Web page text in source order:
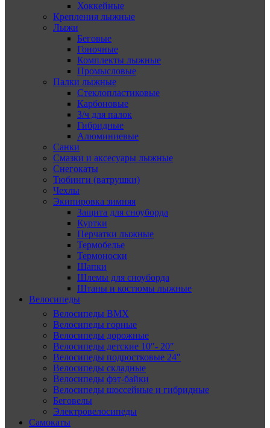
Хоккейные
Крепления лыжные
Лыжи
Беговые
Гоночные
Комплекты лыжные
Промысловые
Палки лыжные
Стеклопластиковые
Карбоновые
З/ч для палок
Гибридные
Алюминиевые
Санки
Смазки и аксесуары лыжные
Снегокаты
Тюбинги (ватрушки)
Чехлы
Экипировка зимняя
Защита для сноуборда
Куртки
Перчатки лыжные
Термобелье
Термоноски
Шапки
Шлемы для сноуборда
Штаны и костюмы лыжные
Велосипеды
Велосипеды BMX
Велосипеды горные
Велосипеды дорожные
Велосипеды детские 10″- 20″
Велосипеды подростковые 24″
Велосипеды складные
Велосипеды фэт-байки
Велосипеды шоссейные и гибридные
Беговелы
Электровелосипеды
Самокаты